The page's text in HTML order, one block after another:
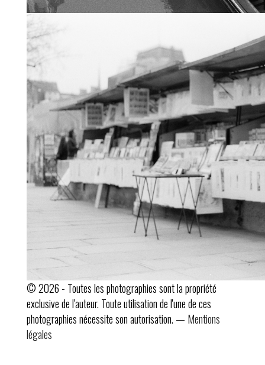
© 2026 - Toutes les photographies sont la propriété
exclusive de l'auteur. Toute utilisation de l'une de ces
photographies nécessite son autorisation. — Mentions
légales